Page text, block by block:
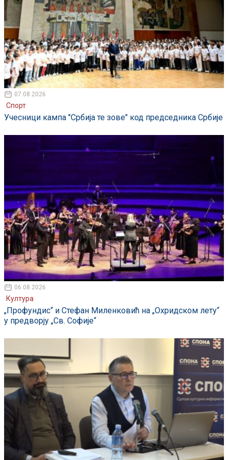
07.08.2026
Спорт
Учесници кампа "Србија те зове" код председника Србије
06.08.2026
Култура
„Профундис“ и Стефан Миленковић на „Охридском лету“
у предворју „Св. Софије“